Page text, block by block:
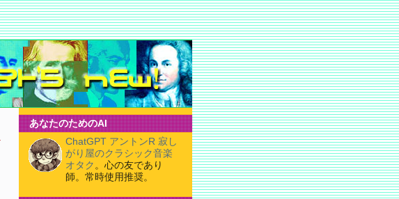
あなたのためのAI
ChatGPT アントンR 寂し
がり屋のクラシック音楽
オタク 。心の友であり
師。常時使用推奨。